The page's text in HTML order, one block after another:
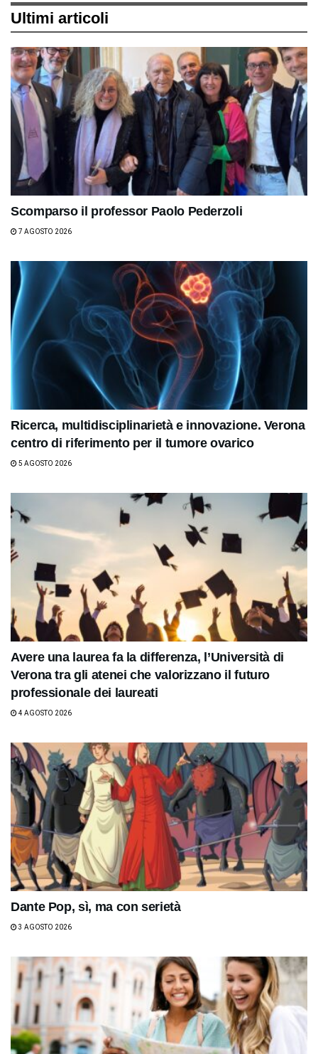
Ultimi articoli
Scomparso il professor Paolo Pederzoli
7 AGOSTO 2026
Ricerca, multidisciplinarietà e innovazione. Verona
centro di riferimento per il tumore ovarico
5 AGOSTO 2026
Avere una laurea fa la differenza, l’Università di
Verona tra gli atenei che valorizzano il futuro
professionale dei laureati
4 AGOSTO 2026
Dante Pop, sì, ma con serietà
3 AGOSTO 2026